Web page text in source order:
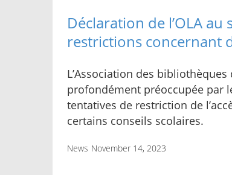
Déclaration de l’OLA
restrictions concernant
L’Association des bibliothèques
profondément préoccupée par
tentatives de restriction de
certains conseils scolaires.
News November 14, 2023